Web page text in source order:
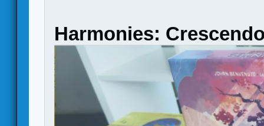
Harmonies: